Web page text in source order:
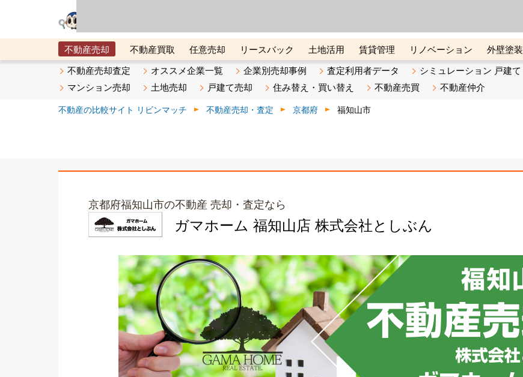
不動産売却 不動産買取 任意売却 リースバック 土地活用 賃貸管理 リノベーション 外壁塗装
メタ住宅展示場
ベスト不動産カンパニー オンライン講座 リビンマガジンBiz 不動産売却ご相談デスク
不動産売却査定 オススメ企業一覧 企業別売却事例 査定利用者データ
シミュレーション 戸建て
マンション売却
土地売却 戸建て売却 住み替え・買い替え 不動産売買 不動産仲介
不動産の比較サイト リビンマッチ 不動産売却・査定 京都府 福知山市
京都府福知山市の不動産 売却・査定なら
ガマホーム 福知山店 株式会社としぶん